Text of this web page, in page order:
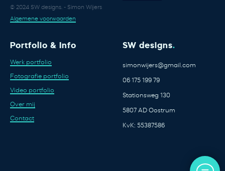
© 2024 SW designs. - Simon Wijers
Algemene voorwaarden
Portfolio & Info
Werk portfolio
Fotografie portfolio
Video portfolio
Over mij
Contact
SW designs.
simonwijers@gmail.com
06 175 199 79
Stationsweg 130
5807 AD Oostrum
KvK: 55387586